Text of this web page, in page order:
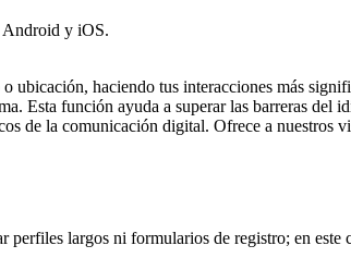
Android y iOS.
ubicación, haciendo tus interacciones más
Esta función ayuda a superar las barreras del
de la comunicación digital. Ofrece a nuestros
largos ni formularios de registro; en este